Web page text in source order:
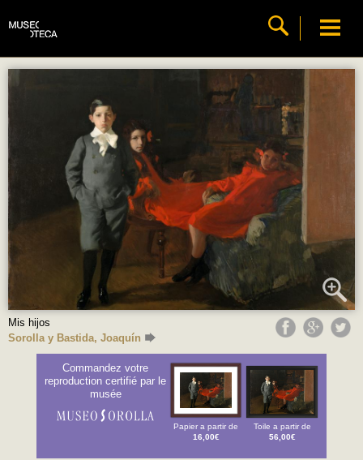
Mis hijos
Sorolla y Bastida, Joaquín
Commandez votre
reproduction certifié par le
musée
Papier a partir de
16,00€
Toile a partir de
56,00€